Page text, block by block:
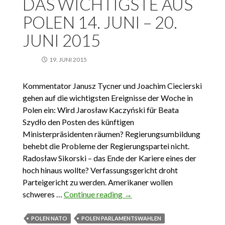
DAS WICHTIGSTE AUS
POLEN 14. JUNI – 20.
JUNI 2015
19. JUNI 2015
Kommentator Janusz Tycner und Joachim Ciecierski
gehen auf die wichtigsten Ereignisse der Woche in
Polen ein: Wird Jarosław Kaczyński für Beata
Szydło den Posten des künftigen
Ministerpräsidenten räumen? Regierungsumbildung
behebt die Probleme der Regierungspartei nicht.
Radosław Sikorski – das Ende der Kariere eines der
hoch hinaus wollte? Verfassungsgericht droht
Parteigericht zu werden. Amerikaner wollen
schweres … Continue reading Das wichtigste aus Polen 14.
→
POLEN NATO POLEN PARLAMENTSWAHLEN